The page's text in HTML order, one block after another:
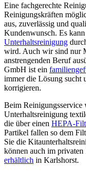
Eine fachgerechte
Reinigungskräften
aus, zuverlässig und
Kundenwunsch. Es
Unterhaltsreinigung
wird. Auch wir sind nur
anstrengenden Beruf
GmbH ist ein
immer die Lösung sucht
korrigieren.
Beim Reinigungsservice
Unterhaltsreinigung
die über einen HEPA-
Partikel fallen so dem
Sie die
können auch im privaten
erhältlich in Karlshorst.